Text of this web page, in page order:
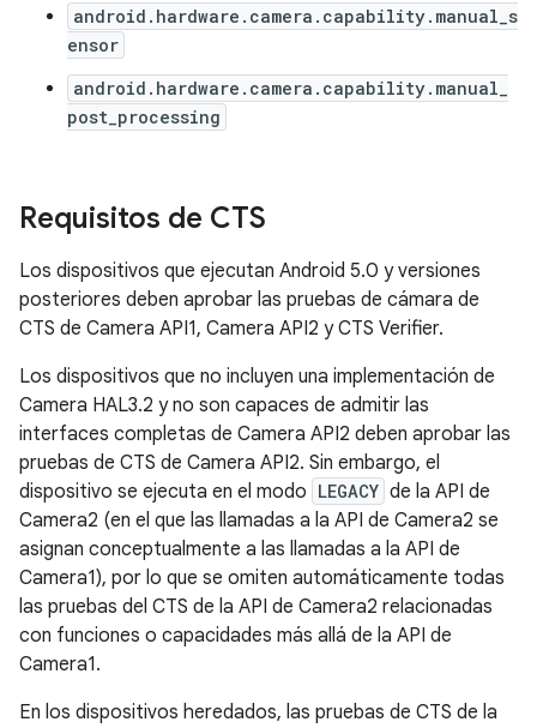
android.hardware.camera.capability.manual_s
ensor
android.hardware.camera.capability.manual_
post_processing
Requisitos de CTS
Los dispositivos que ejecutan Android 5.0 y versiones
posteriores deben aprobar las pruebas de cámara de
CTS de Camera API1, Camera API2 y CTS Verifier.
Los dispositivos que no incluyen una implementación de
Camera HAL3.2 y no son capaces de admitir las
interfaces completas de Camera API2 deben aprobar las
pruebas de CTS de Camera API2. Sin embargo, el
dispositivo se ejecuta en el modo LEGACY de la API de
Camera2 (en el que las llamadas a la API de Camera2 se
asignan conceptualmente a las llamadas a la API de
Camera1), por lo que se omiten automáticamente todas
las pruebas del CTS de la API de Camera2 relacionadas
con funciones o capacidades más allá de la API de
Camera1.
En los dispositivos heredados, las pruebas de CTS de la